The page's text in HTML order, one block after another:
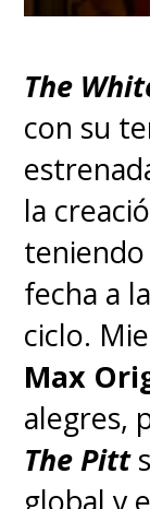
The
con su
la
teniendo
fecha a
ciclo.
Max
alegres,
The Pitt